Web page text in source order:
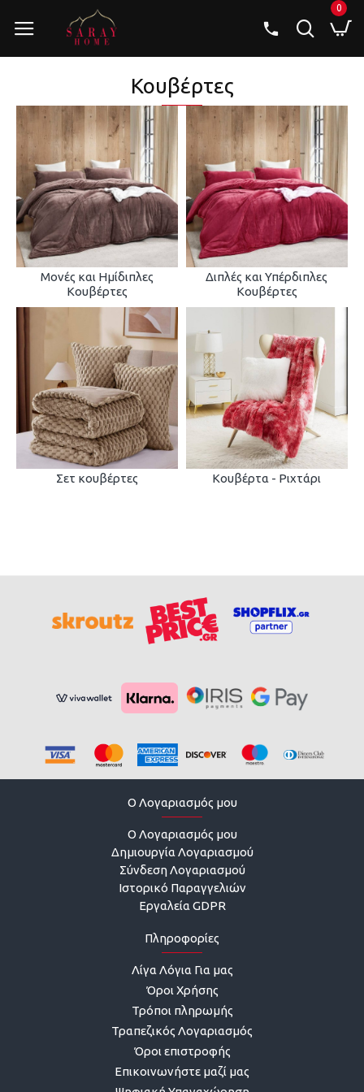
0
Κουβέρτες
Μονές και Ημίδιπλες
Κουβέρτες
Διπλές και Υπέρδιπλες
Κουβέρτες
Σετ κουβέρτες Κουβέρτα - Ριχτάρι
O Λογαριασμός μου
O Λογαριασμός μου
Δημιουργία Λογαριασμού
Σύνδεση Λογαριασμού
Ιστορικό Παραγγελιών
Εργαλεία GDPR
Πληροφορίες
Λίγα Λόγια Για μας
Όροι Χρήσης
Τρόποι πληρωμής
Τραπεζικός Λογαριασμός
Όροι επιστροφής
Επικοινωνήστε μαζί μας